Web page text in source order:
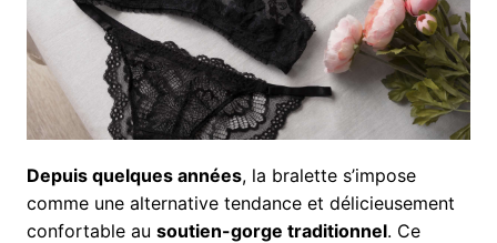
Depuis quelques années, la bralette s’impose
comme une alternative tendance et délicieusement
confortable au soutien-gorge traditionnel. Ce